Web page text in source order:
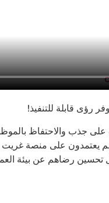
رؤى قابلة للتنفيذ!
على جذب والاحتفاظ
يعتمدون على منصة غريت
تحسين رضاهم عن بيئة